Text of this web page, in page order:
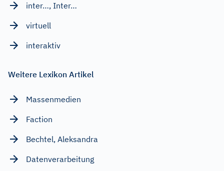
inter…, Inter…
virtuell
interaktiv
Weitere Lexikon Artikel
Massenmedien
Faction
Bechtel, Aleksandra
Datenverarbeitung